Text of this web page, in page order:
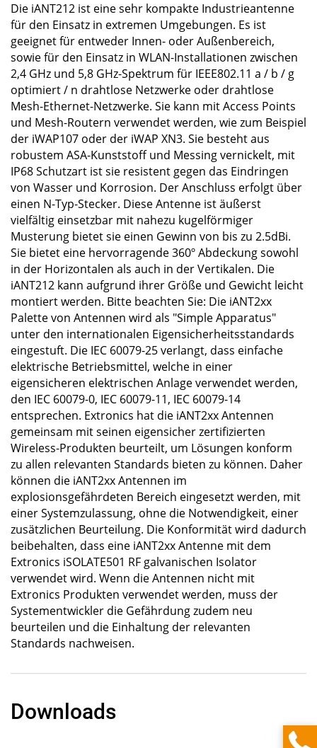
Die iANT212 ist eine sehr kompakte Industrieantenne
für den Einsatz in extremen Umgebungen. Es ist
geeignet für entweder Innen- oder Außenbereich,
sowie für den Einsatz in WLAN-Installationen zwischen
2,4 GHz und 5,8 GHz-Spektrum für IEEE802.11 a / b / g
optimiert / n drahtlose Netzwerke oder drahtlose
Mesh-Ethernet-Netzwerke. Sie kann mit Access Points
und Mesh-Routern verwendet werden, wie zum Beispiel
der iWAP107 oder der iWAP XN3. Sie besteht aus
robustem ASA-Kunststoff und Messing vernickelt, mit
IP68 Schutzart ist sie resistent gegen das Eindringen
von Wasser und Korrosion. Der Anschluss erfolgt über
einen N-Typ-Stecker. Diese Antenne ist äußerst
vielfältig einsetzbar mit nahezu kugelförmiger
Musterung bietet sie einen Gewinn von bis zu 2.5dBi.
Sie bietet eine hervorragende 360º Abdeckung sowohl
in der Horizontalen als auch in der Vertikalen. Die
iANT212 kann aufgrund ihrer Größe und Gewicht leicht
montiert werden. Bitte beachten Sie: Die iANT2xx
Palette von Antennen wird als "Simple Apparatus"
unter den internationalen Eigensicherheitsstandards
eingestuft. Die IEC 60079-25 verlangt, dass einfache
elektrische Betriebsmittel, welche in einer
eigensicheren elektrischen Anlage verwendet werden,
den IEC 60079-0, IEC 60079-11, IEC 60079-14
entsprechen. Extronics hat die iANT2xx Antennen
gemeinsam mit seinen eigensicher zertifizierten
Wireless-Produkten beurteilt, um Lösungen konform
zu allen relevanten Standards bieten zu können. Daher
können die iANT2xx Antennen im
explosionsgefährdeten Bereich eingesetzt werden, mit
einer Systemzulassung, ohne die Notwendigkeit, einer
zusätzlichen Beurteilung. Die Konformität wird dadurch
beibehalten, dass eine iANT2xx Antenne mit dem
Extronics iSOLATE501 RF galvanischen Isolator
verwendet wird. Wenn die Antennen nicht mit
Extronics Produkten verwendet werden, muss der
Systementwickler die Gefährdung zudem neu
beurteilen und die Einhaltung der relevanten
Standards nachweisen.
Downloads